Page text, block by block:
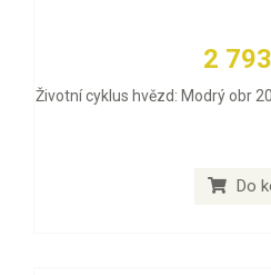
2
Životní cyklus hvězd: Modrý obr
Do